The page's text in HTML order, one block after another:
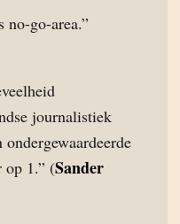
no-go-area.”
journalistiek
op 1.” (Sander